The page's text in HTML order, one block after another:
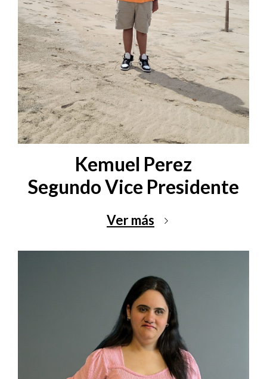
Kemuel Perez
Segundo Vice Presidente
Ver más